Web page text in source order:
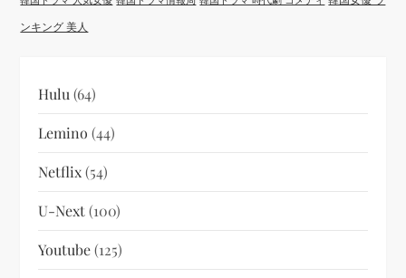
ンキング 美人
Hulu (64)
Lemino (44)
Netflix(54)
U-Next(100)
Youtube(125)